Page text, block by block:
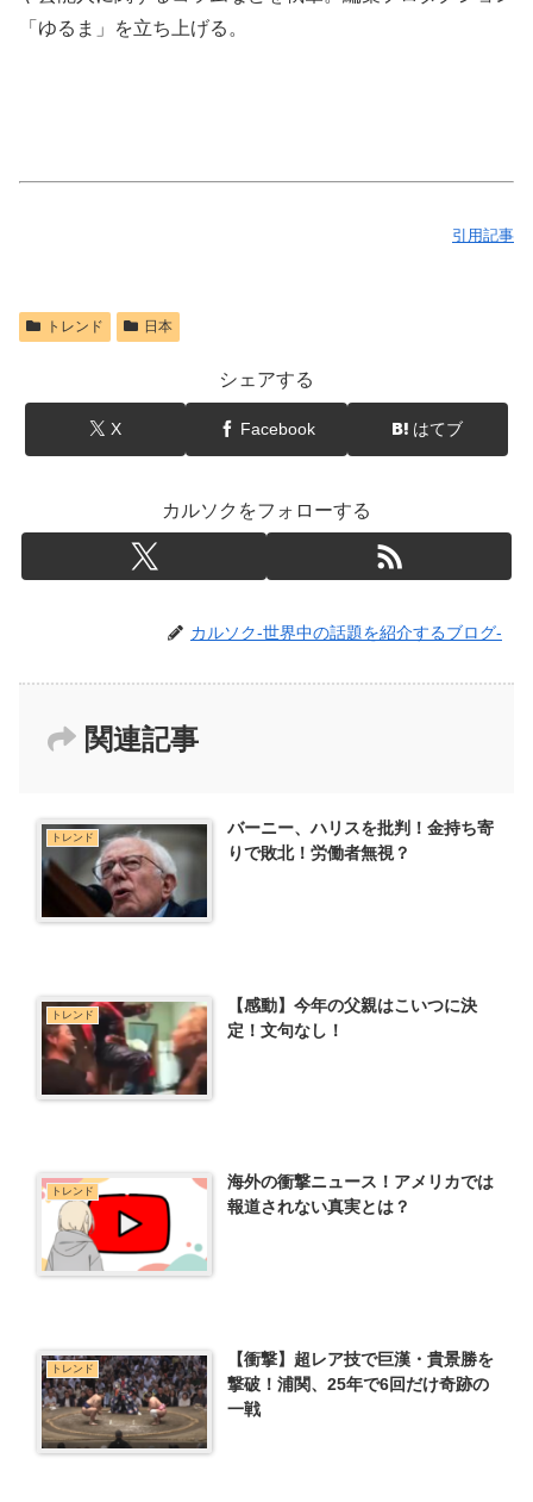
「ゆるま」を立ち上げる。
引用記事
トレンド 日本
シェアする
X Facebook はてブ
カルソクをフォローする
カルソク-世界中の話題を紹介するブログ-
関連記事
トレンド
バーニー、ハリスを批判！金持ち寄
りで敗北！労働者無視？
トレンド
【感動】今年の父親はこいつに決
定！文句なし！
トレンド
海外の衝撃ニュース！アメリカでは
報道されない真実とは？
トレンド
【衝撃】超レア技で巨漢・貴景勝を
撃破！浦関、25年で6回だけ奇跡の
一戦